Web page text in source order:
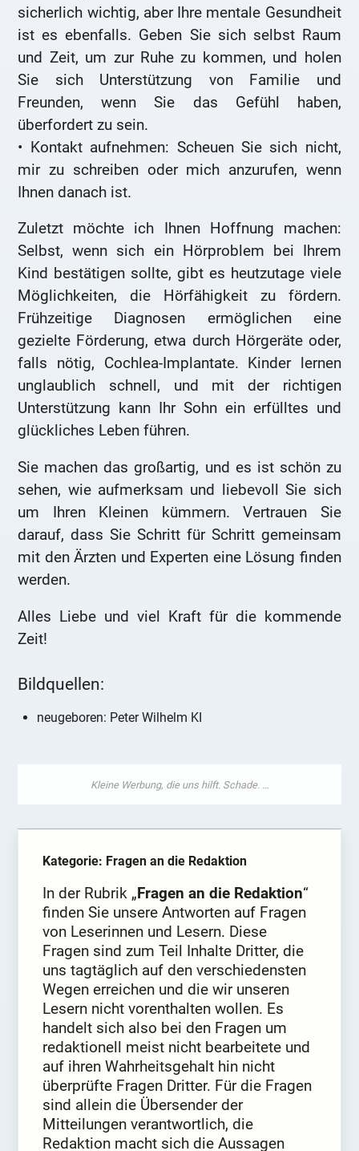
sicherlich wichtig, aber Ihre mentale Gesundheit
ist es ebenfalls. Geben Sie sich selbst Raum
und Zeit, um zur Ruhe zu kommen, und holen
Sie sich Unterstützung von Familie und
Freunden, wenn Sie das Gefühl haben,
überfordert zu sein.
• Kontakt aufnehmen: Scheuen Sie sich nicht,
mir zu schreiben oder mich anzurufen, wenn
Ihnen danach ist.
Zuletzt möchte ich Ihnen Hoffnung machen:
Selbst, wenn sich ein Hörproblem bei Ihrem
Kind bestätigen sollte, gibt es heutzutage viele
Möglichkeiten, die Hörfähigkeit zu fördern.
Frühzeitige Diagnosen ermöglichen eine
gezielte Förderung, etwa durch Hörgeräte oder,
falls nötig, Cochlea-Implantate. Kinder lernen
unglaublich schnell, und mit der richtigen
Unterstützung kann Ihr Sohn ein erfülltes und
glückliches Leben führen.
Sie machen das großartig, und es ist schön zu
sehen, wie aufmerksam und liebevoll Sie sich
um Ihren Kleinen kümmern. Vertrauen Sie
darauf, dass Sie Schritt für Schritt gemeinsam
mit den Ärzten und Experten eine Lösung finden
werden.
Alles Liebe und viel Kraft für die kommende
Zeit!
Bildquellen:
neugeboren: Peter Wilhelm KI
Kategorie: Fragen an die Redaktion
In der Rubrik „Fragen an die Redaktion“
finden Sie unsere Antworten auf Fragen
von Leserinnen und Lesern. Diese
Fragen sind zum Teil Inhalte Dritter, die
uns tagtäglich auf den verschiedensten
Wegen erreichen und die wir unseren
Lesern nicht vorenthalten wollen. Es
handelt sich also bei den Fragen um
redaktionell meist nicht bearbeitete und
auf ihren Wahrheitsgehalt hin nicht
überprüfte Fragen Dritter. Für die Fragen
sind allein die Übersender der
Mitteilungen verantwortlich, die
Redaktion macht sich die Aussagen